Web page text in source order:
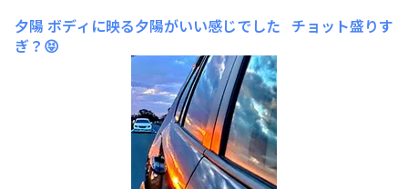
夕陽 ボディに映る夕陽がいい感じでした チョット盛りす
ぎ？😝